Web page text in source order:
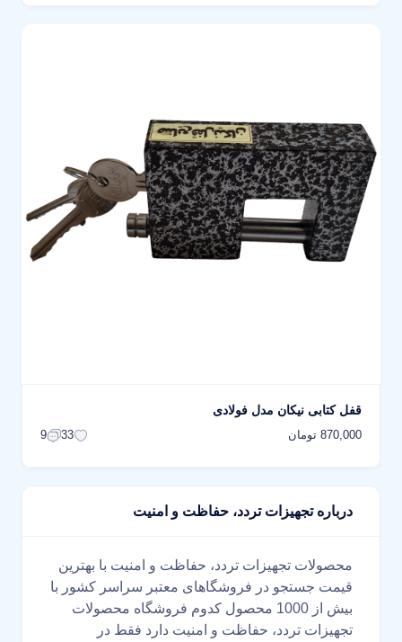
قفل کتابی نیکان مدل فولادی
870,000 تومان 33
9
درباره تجهیزات تردد، حفاظت و امنیت
محصولات تجهیزات تردد، حفاظت و امنیت با بهترین
قیمت جستجو در فروشگاهای معتبر سراسر کشور با
بیش از 1000 محصول کدوم فروشگاه محصولات
تجهیزات تردد، حفاظت و امنیت دارد فقط در